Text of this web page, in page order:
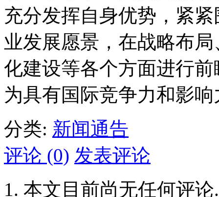
充分发挥自身优势，紧
业发展愿景，在战略布
化建设等各个方面进行
为具有国际竞争力和影
分类: 新闻通告
评论 (0) 发表评论
本文目前尚无任何评论.